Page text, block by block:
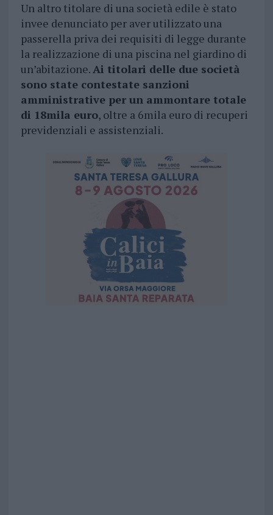
Un altro titolare di una società edile è stato
invee denunciato per aver utilizzato una
passerella priva dei requisiti di legge durante
la realizzazione di una piscina nel giardino di
un’abitazione.Ai titolari delle due società
sono state contestate sanzioni
amministrative per un ammontare totale
di 18mila euro, oltre a 6mila euro di recuperi
previdenziali e assistenziali.